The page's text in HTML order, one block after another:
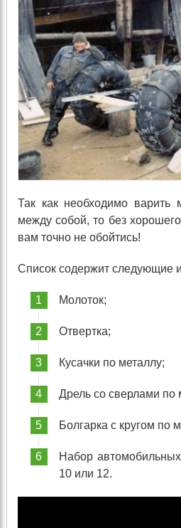
Так как необходимо варить
между собой, то без
вам точно не обойтись!
Список содержит следующие
Молоток;
Отвертка;
Кусачки по металлу;
Дрель со сверлами по
Болгарка с кругом по
Набор
10 или 12.